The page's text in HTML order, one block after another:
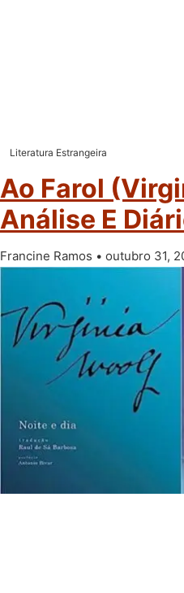
Literatura Estrangeira
Ao Farol
Análise E
Francine Ramos outubro 31,